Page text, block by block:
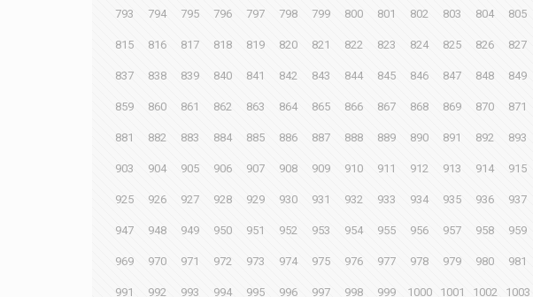
793 794 795 796 797 798 799 800 801 802 803 804 805
815 816 817 818 819 820 821 822 823 824 825 826 827
837 838 839 840 841 842 843 844 845 846 847 848 849
859 860 861 862 863 864 865 866 867 868 869 870 871
881 882 883 884 885 886 887 888 889 890 891 892 893
903 904 905 906 907 908 909 910 911 912 913 914 915
925 926 927 928 929 930 931 932 933 934 935 936 937
947 948 949 950 951 952 953 954 955 956 957 958 959
969 970 971 972 973 974 975 976 977 978 979 980 981
991 992 993 994 995 996 997 998 999 1000 1001 1002 1003